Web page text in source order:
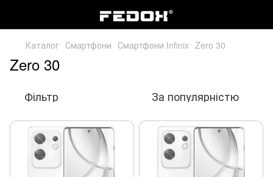
Каталог Смартфони Смартфони Infinix Zero 30
Zero 30
Фільтр За популярністю